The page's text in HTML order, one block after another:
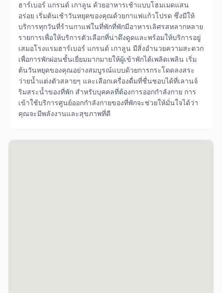
ฮาร์เบอร์ แกรนด์ เกาลูน ด้วยอาหารเช้าแบบโฮมเมดแสน
อร่อย เริ่มต้นเช้าวันหยุดของคุณด้วยกาแฟแก้วโปรด ซึ่งมีให้
บริการทุกวันที่ร้านกาแฟในที่พักที่พักมีอาหารเลิศรสหลากหลาย
รายการเพื่อให้บริการตัวเลือกที่น่าดึงดูดและพร้อมให้บริการอยู่
เสมอโรงแรมฮาร์เบอร์ แกรนด์ เกาลูน มีสิ่งอำนวยความสะดวก
เพื่อการพักผ่อนชั้นเยี่ยมมากมายให้ผู้เข้าพักได้เพลิดเพลิน เริ่ม
ต้นวันหยุดของคุณอย่างสมบูรณ์แบบด้วยการกระโดดลงสระ
ว่ายน้ำแต่งตัวสลายๆ และเลือกเครื่องดื่มที่ชื่นชอบได้ที่เลานจ์
ริมสระน้ำของที่พัก สำหรับบุคคลที่ต้องการออกกำลังกาย การ
เข้าใช้บริการศูนย์ออกกำลังกายของที่พักจะช่วยให้มั่นใจได้ว่า
คุณจะมีพลังงานและสุขภาพที่ดี